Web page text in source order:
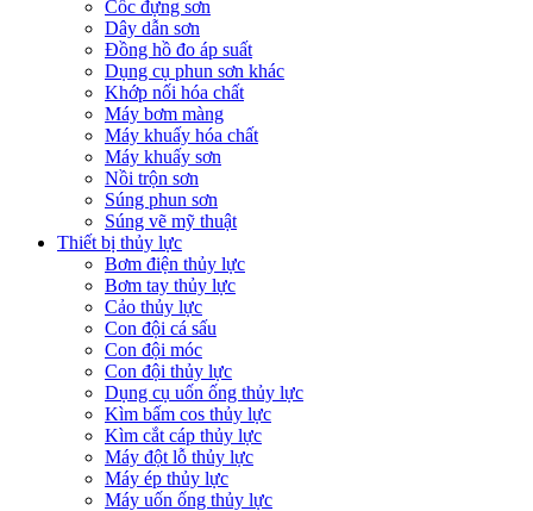
Cốc đựng sơn
Dây dẫn sơn
Đồng hồ đo áp suất
Dụng cụ phun sơn khác
Khớp nối hóa chất
Máy bơm màng
Máy khuấy hóa chất
Máy khuấy sơn
Nồi trộn sơn
Súng phun sơn
Súng vẽ mỹ thuật
Thiết bị thủy lực
Bơm điện thủy lực
Bơm tay thủy lực
Cảo thủy lực
Con đội cá sấu
Con đội móc
Con đội thủy lực
Dụng cụ uốn ống thủy lực
Kìm bấm cos thủy lực
Kìm cắt cáp thủy lực
Máy đột lỗ thủy lực
Máy ép thủy lực
Máy uốn ống thủy lực